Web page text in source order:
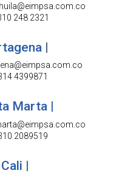
248 2321
|
4399871
Marta |
2089519
Cali |